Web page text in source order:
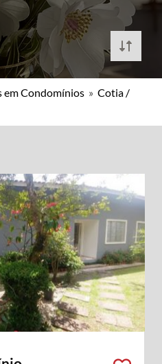
em Condomínios » Cotia /